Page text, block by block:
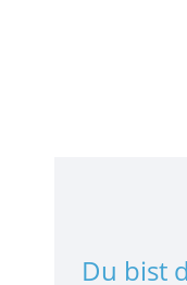
Du bist